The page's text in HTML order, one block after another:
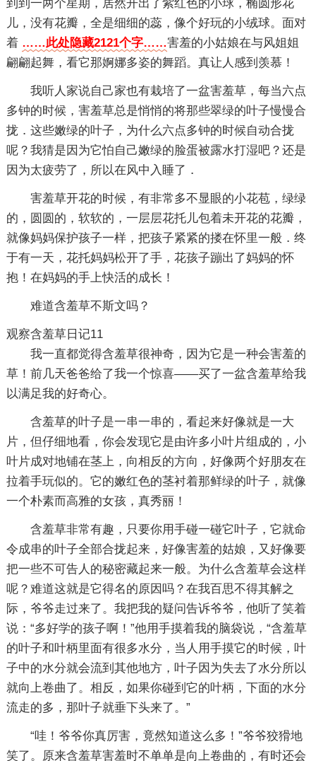
到到一两个星期，居然开出了紫红色的小球，椭圆形花
儿，没有花瓣，全是细细的蕊，像个好玩的小绒球。面对
着 ……此处隐藏2121个字……害羞的小姑娘在与风姐姐
翩翩起舞，看它那婀娜多姿的舞蹈。真让人感到羡慕！
我听人家说自己家也有栽培了一盆害羞草，每当六点
多钟的时候，害羞草总是悄悄的将那些翠绿的叶子慢慢合
拢．这些嫩绿的叶子，为什么六点多钟的时候自动合拢
呢？我猜是因为它怕自己嫩绿的脸蛋被露水打湿吧？还是
因为太疲劳了，所以在风中入睡了．
害羞草开花的时候，有非常多不显眼的小花苞，绿绿
的，圆圆的，软软的，一层层花托儿包着未开花的花瓣，
就像妈妈保护孩子一样，把孩子紧紧的搂在怀里一般．终
于有一天，花托妈妈松开了手，花孩子蹦出了妈妈的怀
抱！在妈妈的手上快活的成长！
难道含羞草不斯文吗？
观察含羞草日记11
我一直都觉得含羞草很神奇，因为它是一种会害羞的
草！前几天爸爸给了我一个惊喜——买了一盆含羞草给我
以满足我的好奇心。
含羞草的叶子是一串一串的，看起来好像就是一大
片，但仔细地看，你会发现它是由许多小叶片组成的，小
叶片成对地铺在茎上，向相反的方向，好像两个好朋友在
拉着手玩似的。它的嫩红色的茎衬着那鲜绿的叶子，就像
一个朴素而高雅的女孩，真秀丽！
含羞草非常有趣，只要你用手碰一碰它叶子，它就命
令成串的叶子全部合拢起来，好像害羞的姑娘，又好像要
把一些不可告人的秘密藏起来一般。为什么含羞草会这样
呢？难道这就是它得名的原因吗？在我百思不得其解之
际，爷爷走过来了。我把我的疑问告诉爷爷，他听了笑着
说：“多好学的孩子啊！”他用手摸着我的脑袋说，“含羞草
的叶子和叶柄里面有很多水分，当人用手摸它的时候，叶
子中的水分就会流到其他地方，叶子因为失去了水分所以
就向上卷曲了。相反，如果你碰到它的叶柄，下面的水分
流走的多，那叶子就垂下头来了。”
“哇！爷爷你真厉害，竟然知道这么多！”爷爷狡猾地
笑了。原来含羞草害羞时不单单是向上卷曲的，有时还会